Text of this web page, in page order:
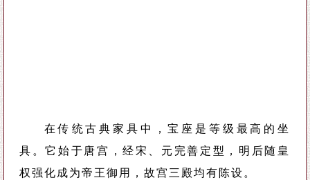
在传统古典家具中，宝座是等级最高的坐
具。它始于唐宫，经宋、元完善定型，明后随皇
权强化成为帝王御用，故宫三殿均有陈设。